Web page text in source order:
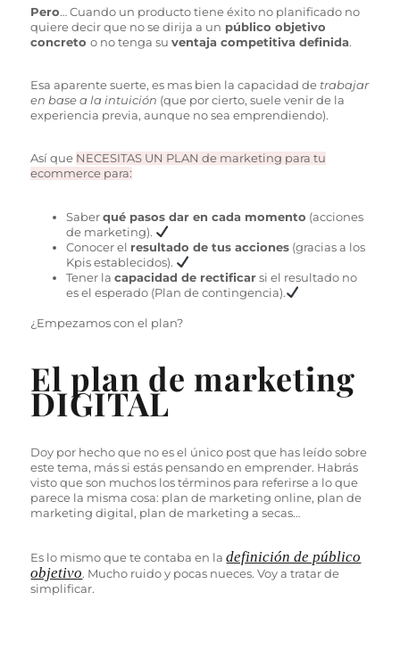
Pero… Cuando un producto tiene éxito no planificado no
quiere decir que no se dirija a un público objetivo
concretoo no tenga suventaja competitiva definida.
Esa aparente suerte, es mas bien la capacidad de trabajar
en base a la intuición (que por cierto, suele venir de la
experiencia previa, aunque no sea emprendiendo).
Así que NECESITAS UN PLAN de marketing para tu
ecommerce para:
Saberqué pasos dar en cada momento (acciones
de marketing).
Conocer el resultado de tus acciones (gracias a los
Kpis establecidos).
Tener lacapacidad de rectificar si el resultado no
es el esperado (Plan de contingencia).
¿Empezamos con el plan?
El plan de marketing
DIGITAL
Doy por hecho que no es el único post que has leído sobre
este tema, más si estás pensando en emprender. Habrás
visto que son muchos los términos para referirse a lo que
parece la misma cosa: plan de marketing online, plan de
marketing digital, plan de marketing a secas…
Es lo mismo que te contaba en ladefinición de público
objetivo. Mucho ruido y pocas nueces. Voy a tratar de
simplificar.